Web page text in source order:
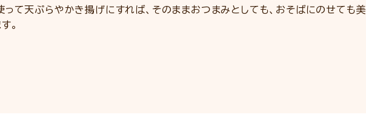
って天ぷらやかき揚げにすれば、そのままおつまみとしても、おそばにのせても美
。